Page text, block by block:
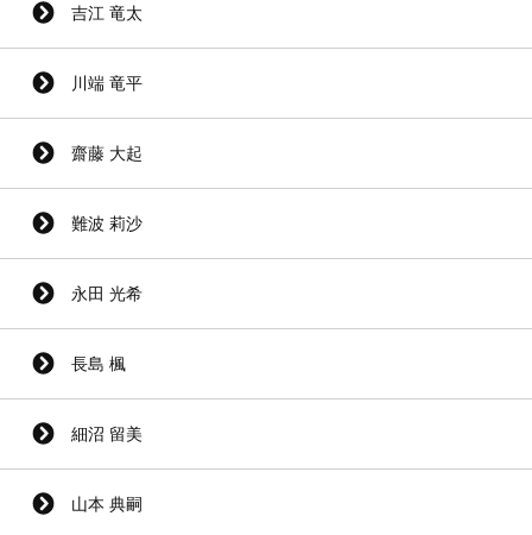
吉江 竜太
川端 竜平
齋藤 大起
難波 莉沙
永田 光希
長島 楓
細沼 留美
山本 典嗣